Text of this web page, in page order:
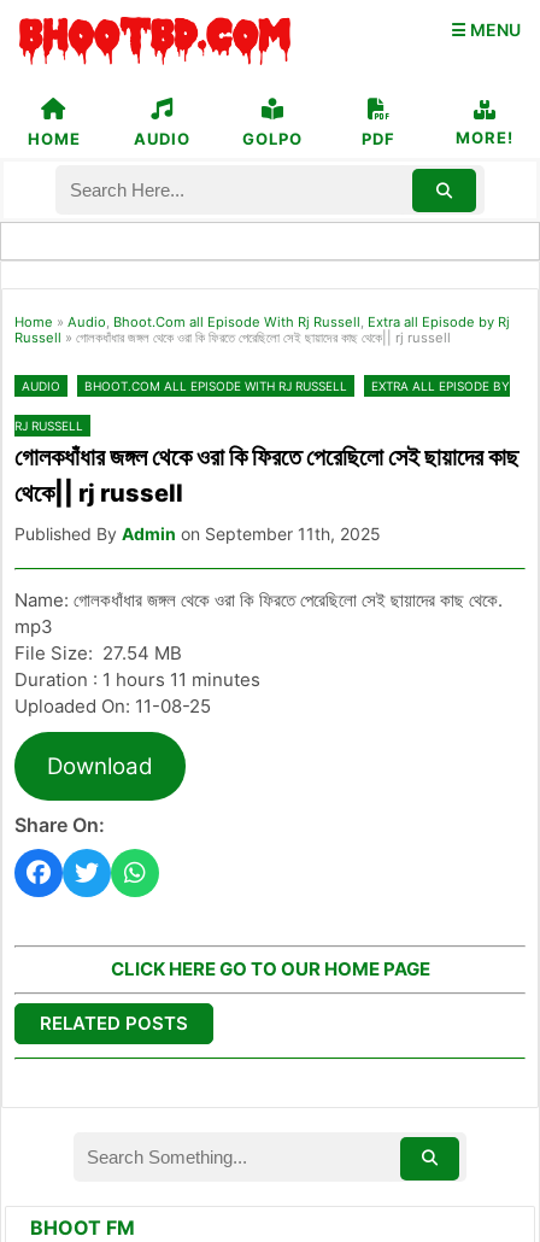
☰ MENU
HOME AUDIO GOLPO PDF MORE!
Home » Audio, Bhoot.Com all Episode With Rj Russell, Extra all Episode by Rj
Russell » গোলকধাঁধার জঙ্গল থেকে ওরা কি ফিরতে পেরেছিলো সেই ছায়াদের কাছ থেকে|| rj russell
AUDIO BHOOT.COM ALL EPISODE WITH RJ RUSSELL EXTRA ALL EPISODE BY
RJ RUSSELL
গোলকধাঁধার জঙ্গল থেকে ওরা কি ফিরতে পেরেছিলো সেই ছায়াদের কাছ
থেকে|| rj russell
Published By Admin on September 11th, 2025
Name: গোলকধাঁধার জঙ্গল থেকে ওরা কি ফিরতে পেরেছিলো সেই ছায়াদের কাছ থেকে.
mp3
File Size: 27.54 MB
Duration : 1 hours 11 minutes
Uploaded On: 11-08-25
Download
Share On:
CLICK HERE GO TO OUR HOME PAGE
RELATED POSTS
BHOOT FM